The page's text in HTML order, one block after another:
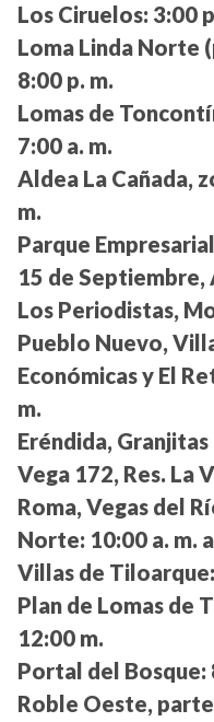
Los Ciruelos: 3:00
Loma Linda Norte
8:00 p. m.
Lomas de
7:00 a. m.
Aldea La Cañada,
m.
Parque
15 de
Los Periodistas,
Pueblo Nuevo,
Económicas y El
m.
Eréndida, Granjitas
Vega 172, Res. La
Roma, Vegas del
Norte: 10:00 a. m.
Villas de Tiloarque:
Plan de Lomas de
12:00 m.
Portal del Bosque:
Roble Oeste,